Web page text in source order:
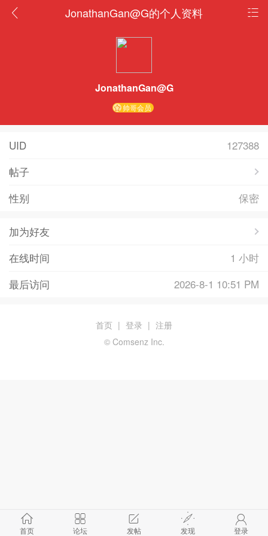
JonathanGan@G的个人资料
JonathanGan@G
帅哥会员
UID
127388
帖子
性别
保密
加为好友
在线时间
1 小时
最后访问
2026-8-1 10:51 PM
首页 论坛 发帖 发现 登录
首页 | 登录 | 注册
© Comsenz Inc.